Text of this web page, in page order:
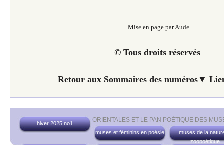
Mise en page par Aude
© Tous droits réservés
Retour aux Sommaires des numéros▼
ORIENTALES ET LE PAN POÉTIQUE DES
hiver 2025 no1
muses et féminins en poésie
muses de la
zoopoétique